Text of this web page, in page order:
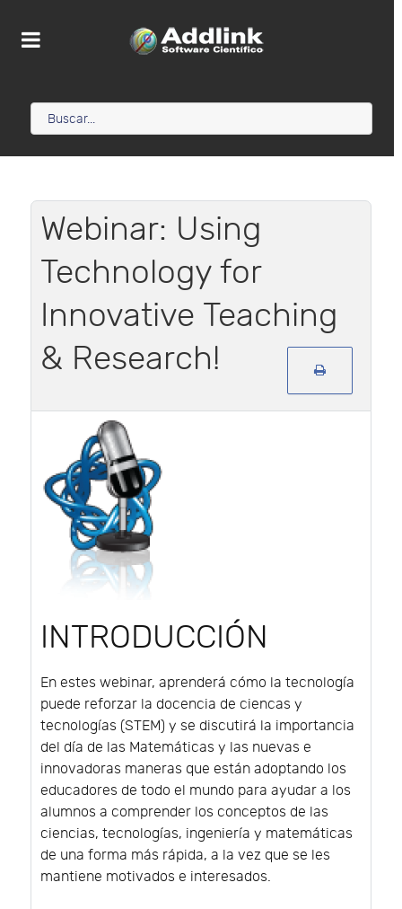
Webinar: Using
Technology for
Innovative Teaching
& Research!
INTRODUCCIÓN
En estes webinar, aprenderá cómo la tecnología
puede reforzar la docencia de ciencas y
tecnologías (STEM) y se discutirá la importancia
del día de las Matemáticas y las nuevas e
innovadoras maneras que están adoptando los
educadores de todo el mundo para ayudar a los
alumnos a comprender los conceptos de las
ciencias, tecnologías, ingeniería y matemáticas
de una forma más rápida, a la vez que se les
mantiene motivados e interesados.